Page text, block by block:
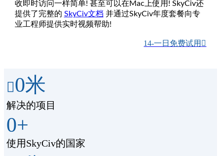
收即时访问一样简单! 甚至可以在Mac上使用! SkyCiv还
提供了完整的 SkyCiv文档 并通过SkyCiv年度套餐向专
业工程师提供实时视频帮助!
14-一日免费试用
0米
解决的项目
0+
使用SkyCiv的国家